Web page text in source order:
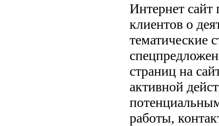
Интернет сайт
клиентов о
тематические
страниц на
активной
работы,